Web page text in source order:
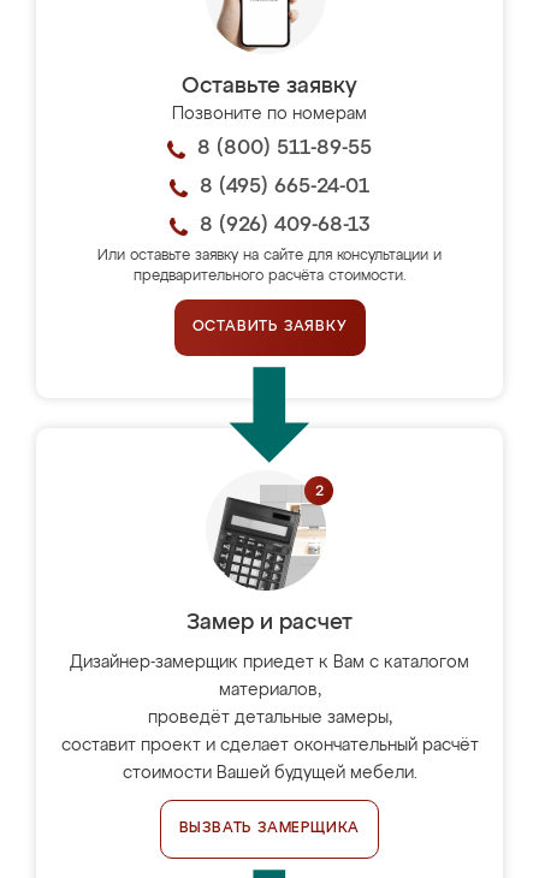
Оставьте заявку
Позвоните по номерам
8 (800) 511-89-55
8 (495) 665-24-01
8 (926) 409-68-13
Или оставьте заявку на сайте для консультации и
предварительного расчёта стоимости.
ОСТАВИТЬ ЗАЯВКУ
Замер и расчет
Дизайнер-замерщик приедет к Вам с каталогом
материалов,
проведёт детальные замеры,
составит проект и сделает окончательный расчёт
стоимости Вашей будущей мебели.
ВЫЗВАТЬ ЗАМЕРЩИКА